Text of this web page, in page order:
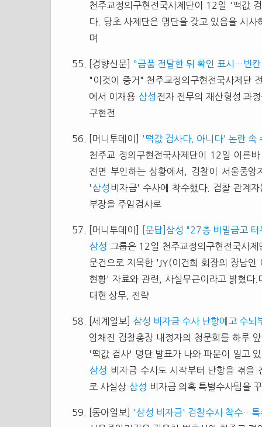
천주교정의구현전국사제단이 12일 '떡값
다. 당초 사제단은 명단을 갖고 있음을 시
며
[경향신문]
"금품 전달한 뒤 확인 표시…빈
"이것이 증거" 천주교정의구현전국사제단
에서 이재용 삼성 전자 전무의 재산형성 과
구현전
[머니투데이]
'떡값 검사다, 아니다' 논란 속
천주교 정의구현전국사제단이 12일 이른
전면 부인하는 상황에서, 검찰이 서울중
'삼성 비자금' 수사에 착수했다. 검찰 관계
부장을 주임검사로
[머니투데이]
[문답]삼성 "27층 비밀금고
삼성
그룹은 12일 천주교정의구현전국사
문건으로 지목한 'JY(이건희 회장의 장남인
현황' 자료와 관련, 사실무근이라고 밝혔다
대현 상무, 전략
[세계일보] 삼성 비자금 수사 난항예고 수
임채진 검찰총장 내정자의 청문회를 하루
'떡값 검사' 명단 발표가 나와 파문이 일고
삼성
비자금 수사도 시작부터 난항을 겪을
로 사실상 삼성 비자금 의혹 특별수사팀을
[동아일보]
'삼성 비자금' 검찰수사 착수…특